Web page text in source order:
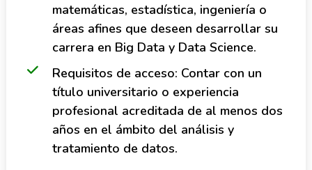
matemáticas, estadística, ingeniería o
áreas afines que deseen desarrollar su
carrera en Big Data y Data Science.
Requisitos de acceso: Contar con un
título universitario o experiencia
profesional acreditada de al menos dos
años en el ámbito del análisis y
tratamiento de datos.